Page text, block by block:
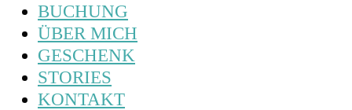
BUCHUNG
ÜBER MICH
GESCHENK
STORIES
KONTAKT